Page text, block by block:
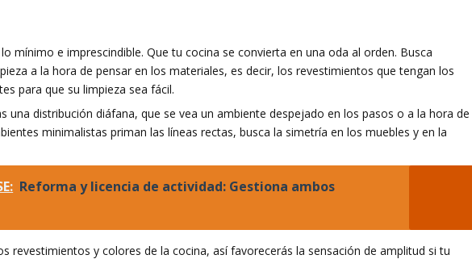
mínimo e imprescindible. Que tu cocina se convierta en una oda al orden. Busca
a la hora de pensar en los materiales, es decir, los revestimientos que tengan los
para que su limpieza sea fácil.
una distribución diáfana, que se vea un ambiente despejado en los pasos o a la hora de
minimalistas priman las líneas rectas, busca la simetría en los muebles y en la
Reforma y licencia de actividad: Gestiona ambos
revestimientos y colores de la cocina, así favorecerás la sensación de amplitud si tu